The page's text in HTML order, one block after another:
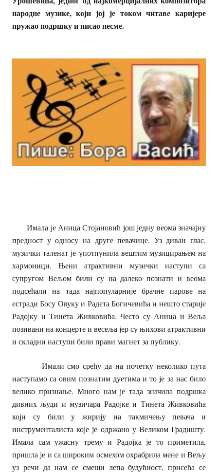
народне музике, који јој је током читаве каријере
пружао подршку и писао песме.
Имала је Аница Стојановић још једну веома значајну
предност у односу на друге певачице. Уз диван глас,
музички таленат је употпунила вештим музицирањем на
хармоници. Њени атрактивни музички наступи са
супругом Вељом били су на далеко познати и веома
подсећали на тада најпопуларније брачне парове на
естради Босу Овуку и Радета Богичевића и нешто старије
Радојку и Тинета Живковића. Често су Аница и Веља
позивани на концерте и весеља јер су њихови атрактивни
и складни наступи били прави магнет за публику.
-Имали смо срећу да на почетку неколико пута
наступамо са овим познатим дуетима и то је за нас било
велико признање. Много нам је тада значила подршка
дивних људи и музичара Радојке и Тинета Живковића
који су били у жирију на такмичењу певача и
инструменталиста које је одржано у Великом Градишту.
Имала сам ужасну трему и Радојка је то приметила,
пришла је и са широким осмехом охрабрила мене и Вељу
уз речи да нам се смеши лепа будућност, присећа се